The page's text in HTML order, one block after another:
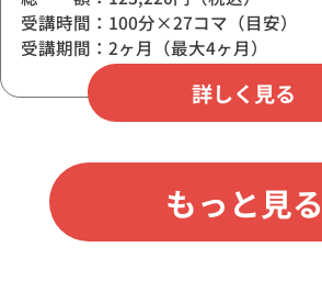
受講時間：100分×27コマ（目安）
受講期間：2ヶ月（最大4ヶ月）
詳しく見る
もっと見る